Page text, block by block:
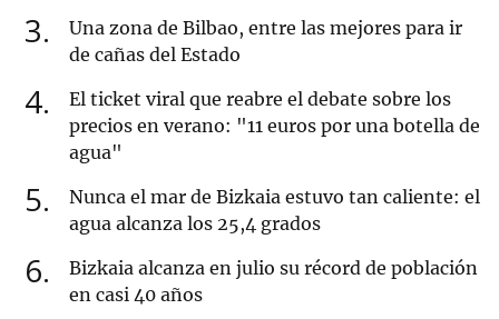
3
Una zona de Bilbao, entre las mejores para ir
de cañas del Estado
4
El ticket viral que reabre el debate sobre los
precios en verano: "11 euros por una botella de
agua"
5
Nunca el mar de Bizkaia estuvo tan caliente: el
agua alcanza los 25,4 grados
6
Bizkaia alcanza en julio su récord de población
en casi 40 años